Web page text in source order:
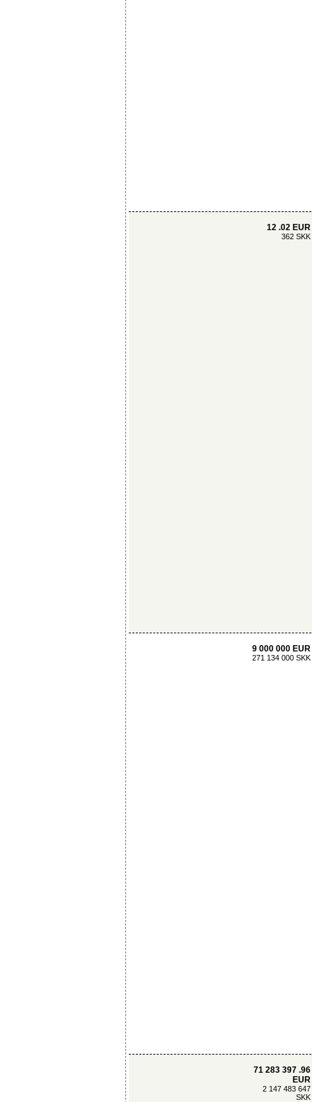
12 .02 EUR
362 SKK
9 000 000 EUR
271 134 000 SKK
71 283 397 .96
EUR
2 147 483 647
SKK